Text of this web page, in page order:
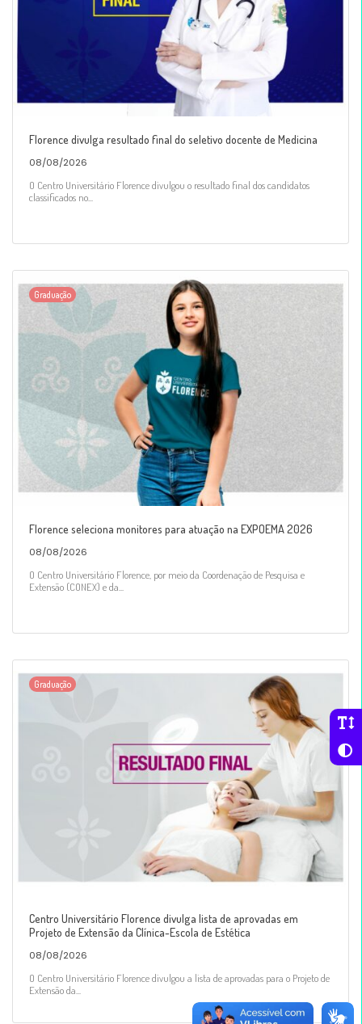
Florence divulga resultado final do seletivo docente de Medicina
08/08/2026
O Centro Universitário Florence divulgou o resultado final dos candidatos
classificados no...
Graduação
Florence seleciona monitores para atuação na EXPOEMA 2026
08/08/2026
O Centro Universitário Florence, por meio da Coordenação de Pesquisa e
Extensão (CONEX) e da...
Graduação
Centro Universitário Florence divulga lista de aprovadas em
Projeto de Extensão da Clínica-Escola de Estética
08/08/2026
O Centro Universitário Florence divulgou a lista de aprovadas para o Projeto de
Extensão da...